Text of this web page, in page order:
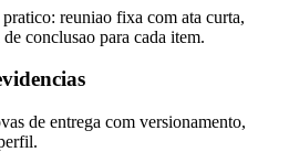
reuniao fixa com ata curta,
conclusao para cada item.
de entrega com versionamento,